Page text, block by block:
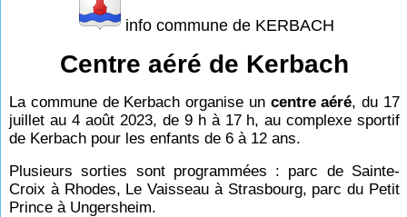
info commune de KERBACH
Centre aéré de Kerbach
La commune de Kerbach organise un centre aéré, du 17
juillet au 4 août 2023, de 9 h à 17 h, au complexe sportif
de Kerbach pour les enfants de 6 à 12 ans.
Plusieurs sorties sont programmées : parc de Sainte-
Croix à Rhodes, Le Vaisseau à Strasbourg, parc du Petit
Prince à Ungersheim.